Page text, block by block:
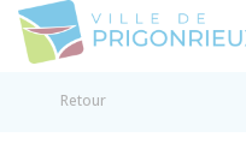
Retour